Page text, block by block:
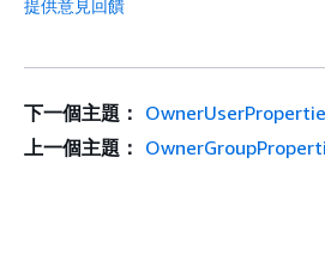
提供意見回饋
下一個主題：
上一個主題：